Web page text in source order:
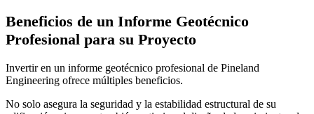
Beneficios de un Informe Geotécnico
Profesional para su Proyecto
Invertir en un informe geotécnico profesional de Pineland
Engineering ofrece múltiples beneficios.
No solo asegura la seguridad y la estabilidad estructural de su